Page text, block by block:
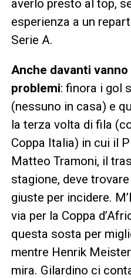
averlo presto al top,
esperienza a un
Serie A.
Anche davanti vanno
problemi: finora i gol
(nessuno in casa) e
la terza volta di fila
Coppa Italia) in cui il
Matteo Tramoni, il
stagione, deve
giuste per incidere.
via per la Coppa
questa sosta per
mentre Henrik
mira. Gilardino ci